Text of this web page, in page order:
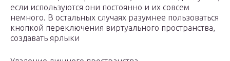
если используются они постоянно и их совсем
немного. В остальных случаях разумнее пользоваться
кнопкой переключения виртуального пространства,
создавать ярлыки